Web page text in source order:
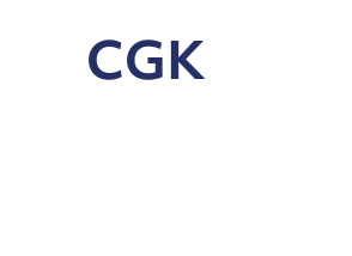
CGK